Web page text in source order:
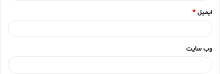
ایمیل *
وب‌ سایت